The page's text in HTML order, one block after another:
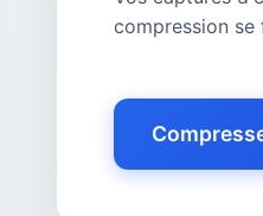
compression